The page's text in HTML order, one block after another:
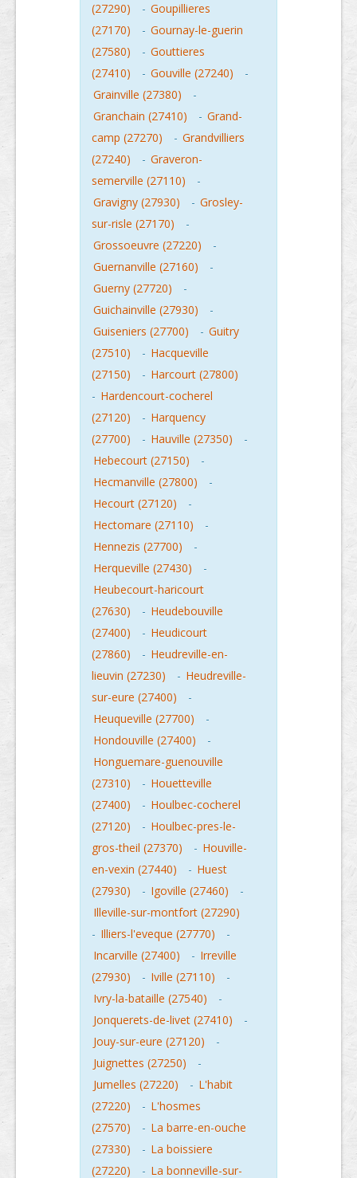
(27290)
- Goupillieres
(27170)
- Gournay-le-guerin
(27580)
- Gouttieres
(27410)
- Gouville (27240)
-
Grainville (27380)
-
Granchain (27410)
- Grand-
camp (27270)
- Grandvilliers
(27240)
- Graveron-
semerville (27110)
-
Gravigny (27930)
- Grosley-
sur-risle (27170)
-
Grossoeuvre (27220)
-
Guernanville (27160)
-
Guerny (27720)
-
Guichainville (27930)
-
Guiseniers (27700)
- Guitry
(27510)
- Hacqueville
(27150)
- Harcourt (27800)
- Hardencourt-cocherel
(27120)
- Harquency
(27700)
- Hauville (27350)
-
Hebecourt (27150)
-
Hecmanville (27800)
-
Hecourt (27120)
-
Hectomare (27110)
-
Hennezis (27700)
-
Herqueville (27430)
-
Heubecourt-haricourt
(27630)
- Heudebouville
(27400)
- Heudicourt
(27860)
- Heudreville-en-
lieuvin (27230)
- Heudreville-
sur-eure (27400)
-
Heuqueville (27700)
-
Hondouville (27400)
-
Honguemare-guenouville
(27310)
- Houetteville
(27400)
- Houlbec-cocherel
(27120)
- Houlbec-pres-le-
gros-theil (27370)
- Houville-
en-vexin (27440)
- Huest
(27930)
- Igoville (27460)
-
Illeville-sur-montfort (27290)
- Illiers-l'eveque (27770)
-
Incarville (27400)
- Irreville
(27930)
- Iville (27110)
-
Ivry-la-bataille (27540)
-
Jonquerets-de-livet (27410)
-
Jouy-sur-eure (27120)
-
Juignettes (27250)
-
Jumelles (27220)
- L'habit
(27220)
- L'hosmes
(27570)
- La barre-en-ouche
(27330)
- La boissiere
(27220)
- La bonneville-sur-